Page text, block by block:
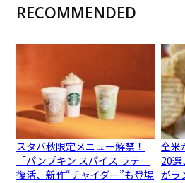
RECOMMENDED
スタバ秋限定メニュー解禁！
「パンプキン スパイス ラテ」
復活、新作“チャイダー”も登場
全米
20選
がラ